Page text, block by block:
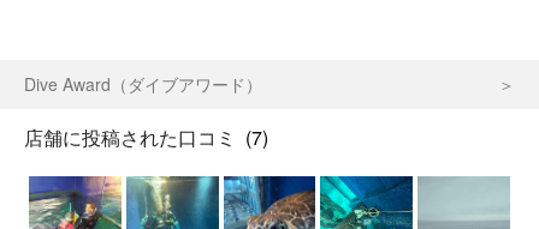
Dive Award（ダイブアワード）
店舗に投稿された口コミ (7)